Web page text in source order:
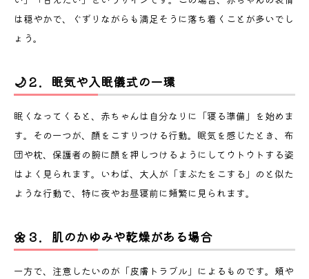
は穏やかで、ぐずりながらも満足そうに落ち着くことが多いでし
ょう。
🌙２．眠気や入眠儀式の一環
眠くなってくると、赤ちゃんは自分なりに「寝る準備」を始めま
す。その一つが、顔をこすりつける行動。眠気を感じたとき、布
団や枕、保護者の腕に顔を押しつけるようにしてウトウトする姿
はよく見られます。いわば、大人が「まぶたをこする」のと似た
ような行動で、特に夜やお昼寝前に頻繁に見られます。
🌼３．肌のかゆみや乾燥がある場合
一方で、注意したいのが「皮膚トラブル」によるものです。頬や